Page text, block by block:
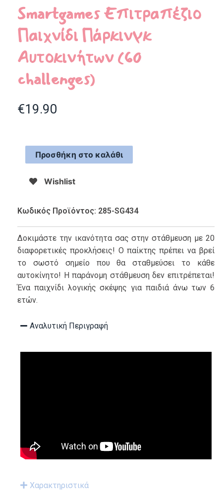
Smartgames Επιτραπέζιο
Παιχνίδι Πάρκινγκ
Αυτοκινήτων (60
challenges)
€19.90
Προσθήκη στο καλάθι
Wishlist
Κωδικός Προϊόντος: 285-SG434
Δοκιμάστε την ικανότητα σας στην στάθμευση με 20
διαφορετικές προκλήσεις! Ο παίκτης πρέπει να βρεί
το σωστό σημείο που θα σταθμεύσει το κάθε
αυτοκίνητο! Η παράνομη στάθμευση δεν επιτρέπεται!
Ένα παιχνίδι λογικής σκέψης για παιδιά άνω των 6
ετών.
Αναλυτική Περιγραφή
Χαρακτηριστικά